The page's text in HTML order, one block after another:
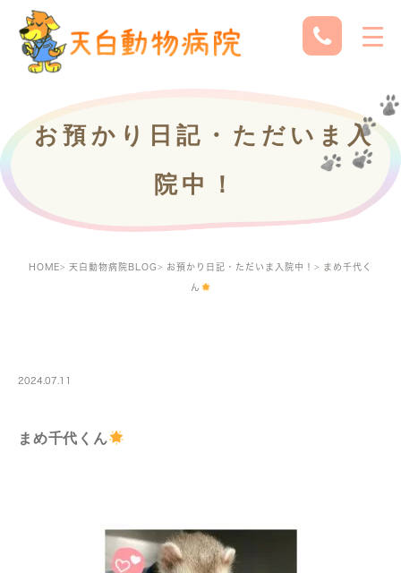
お預かり日記・ただいま入
院中！
HOME 天白動物病院BLOG お預かり日記・ただいま入院中！ まめ千代く
ん
2024.07.11
まめ千代くん